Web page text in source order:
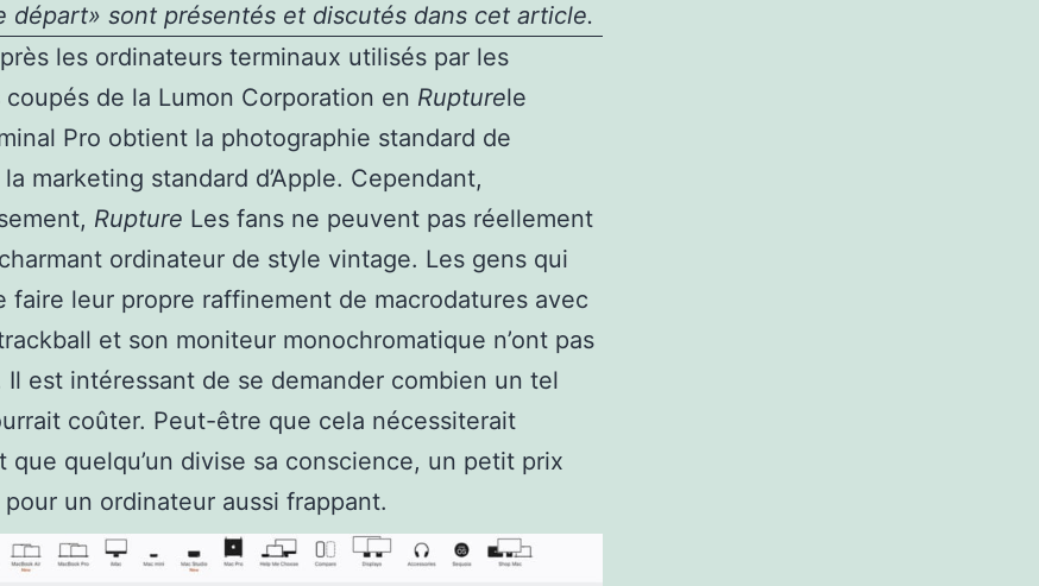
départ» sont présentés et discutés dans cet article.
les ordinateurs terminaux utilisés par les
de la Lumon Corporation en Rupturele
Pro obtient la photographie standard de
marketing standard d’Apple. Cependant,
Rupture Les fans ne peuvent pas réellement
ordinateur de style vintage. Les gens qui
faire leur propre raffinement de macrodatures avec
et son moniteur monochromatique n’ont pas
Il est intéressant de se demander combien un tel
coûter. Peut-être que cela nécessiterait
que quelqu’un divise sa conscience, un petit prix
un ordinateur aussi frappant.